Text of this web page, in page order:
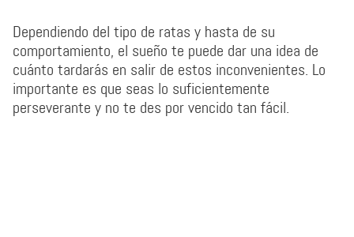
Dependiendo del tipo de ratas y hasta de su
comportamiento, el sueño te puede dar una idea de
cuánto tardarás en salir de estos inconvenientes. Lo
importante es que seas lo suficientemente
perseverante y no te des por vencido tan fácil.